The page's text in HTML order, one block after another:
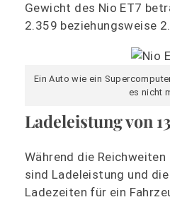
Gewicht des Nio ET7
2.359 beziehungsweise
Ein Auto wie ein
es nicht
Ladeleistung von
Während die
sind Ladeleistung und
Ladezeiten für ein